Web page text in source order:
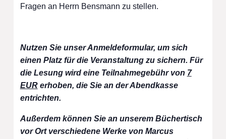
Fragen an Herrn Bensmann zu stellen.
Nutzen Sie unser Anmeldeformular, um sich
einen Platz für die Veranstaltung zu sichern. Für
die Lesung wird eine Teilnahmegebühr von 7
EURerhoben, die Sie an der Abendkasse
entrichten.
Außerdem können Sie an unserem Büchertisch
vor Ort verschiedene Werke von Marcus